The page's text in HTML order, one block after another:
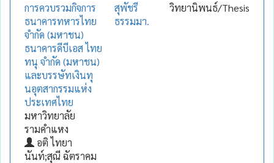
การควบรวมกิจการ
ธนาคารทหารไทย
จำกัด (มหาชน)
ธนาคารดีบีเอส ไทย
ทนุ จำกัด (มหาชน)
และบรรษัทเงินทุ
นอุตสากรรมแห่ง
ประเทศไทย
มหาวิทยาลัย
รามคำแหง
อติ ไทยา
นันท์;สุณี ฉัตราคม
สุพัชรี
ธรรมมา.
วิทยานิพนธ์/Thesis